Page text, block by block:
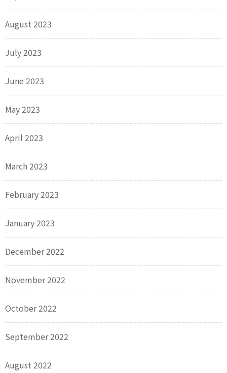
August 2023
July 2023
June 2023
May 2023
April 2023
March 2023
February 2023
January 2023
December 2022
November 2022
October 2022
September 2022
August 2022